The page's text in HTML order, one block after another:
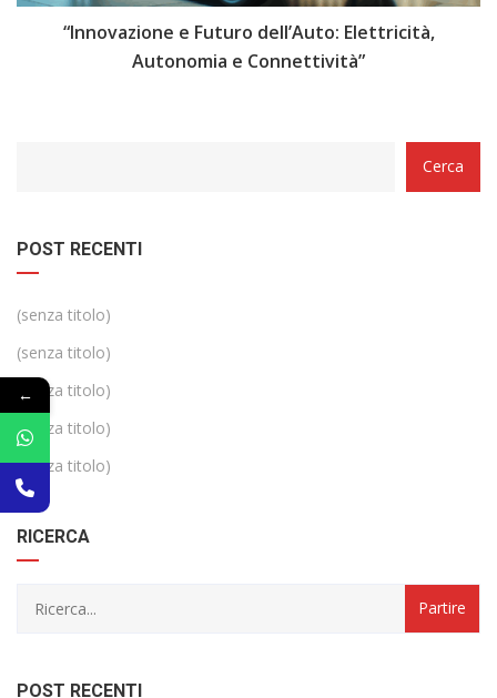
“Innovazione e Futuro dell’Auto: Elettricità,
Autonomia e Connettività”
Cerca
POST RECENTI
(senza titolo)
(senza titolo)
(senza titolo)
(senza titolo)
(senza titolo)
RICERCA
POST RECENTI
←